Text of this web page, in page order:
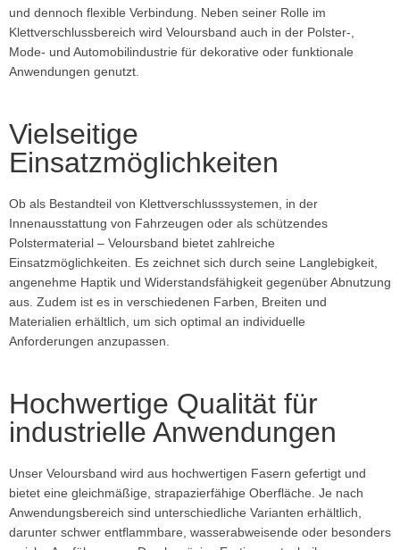
und dennoch flexible Verbindung. Neben seiner Rolle im
Klettverschlussbereich wird Veloursband auch in der Polster-,
Mode- und Automobilindustrie für dekorative oder funktionale
Anwendungen genutzt.
Vielseitige
Einsatzmöglichkeiten
Ob als Bestandteil von Klettverschlusssystemen, in der
Innenausstattung von Fahrzeugen oder als schützendes
Polstermaterial – Veloursband bietet zahlreiche
Einsatzmöglichkeiten. Es zeichnet sich durch seine Langlebigkeit,
angenehme Haptik und Widerstandsfähigkeit gegenüber Abnutzung
aus. Zudem ist es in verschiedenen Farben, Breiten und
Materialien erhältlich, um sich optimal an individuelle
Anforderungen anzupassen.
Hochwertige Qualität für
industrielle Anwendungen
Unser Veloursband wird aus hochwertigen Fasern gefertigt und
bietet eine gleichmäßige, strapazierfähige Oberfläche. Je nach
Anwendungsbereich sind unterschiedliche Varianten erhältlich,
darunter schwer entflammbare, wasserabweisende oder besonders